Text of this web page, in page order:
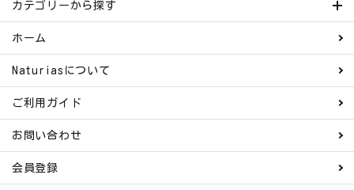
カテゴリーから探す
ホーム
Naturiasについて
ご利用ガイド
お問い合わせ
会員登録